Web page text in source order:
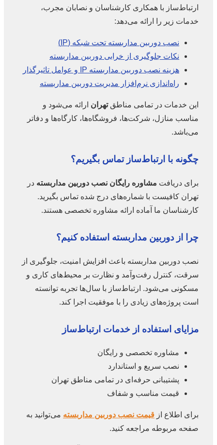
ارتباط‌ساز با همکاری کارشناسان و نصابان مجرب،
خدمات زیر را ارائه می‌دهد:
نصب دوربین مداربسته تحت شبکه (IP)
نکات جلوگیری از خرابی دوربین مداربسته
هزینه نصب دوربین مداربسته IP و عوامل تاثیرگذار
راه‌اندازی نرم‌افزار مدیریت دوربین مداربسته
این خدمات در تمامی مناطقتهرانارائه می‌شود و
مناسب منازل، شرکت‌ها، فروشگاه‌ها، کارگاه‌ها و دفاتر
می‌باشد.
چگونه با ارتباط‌ساز تماس بگیریم؟
برای دریافتمشاوره رایگان نصب دوربین مداربستهدر
تهران کافیست با شماره‌های درج شده تماس بگیرید.
کارشناسان ما آماده ارائه مشاوره تخصصی هستند.
چرا از دوربین مداربسته استفاده کنیم؟
نصب دوربین مداربسته باعث افزایش امنیت، جلوگیری از
سرقت، کنترل رفت‌وآمد و نظارت بر محیط‌های کاری و
مسکونی می‌شود. ارتباط‌ساز با سال‌ها تجربه توانسته
است پروژه‌های زیادی را با موفقیت اجرا کند.
مزایای استفاده از خدمات ارتباط‌ساز
مشاوره تخصصی و رایگان
نصب سریع و استاندارد
پشتیبانی حرفه‌ای در تمامی مناطق تهران
قیمت مناسب و شفاف
برای اطلاع ازقیمت نصب دوربین مداربستهمی‌توانید به
صفحه مربوطه مراجعه کنید.